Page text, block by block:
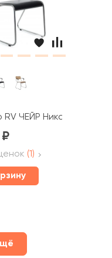
01B / OMKL-02B)
RV ЧЕЙР Никс Плюс /
(1)